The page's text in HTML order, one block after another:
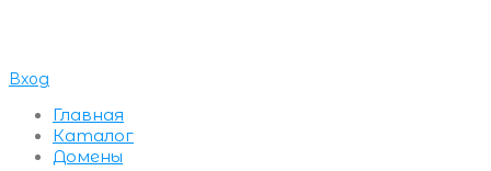
Вход
Главная
Каталог
Домены